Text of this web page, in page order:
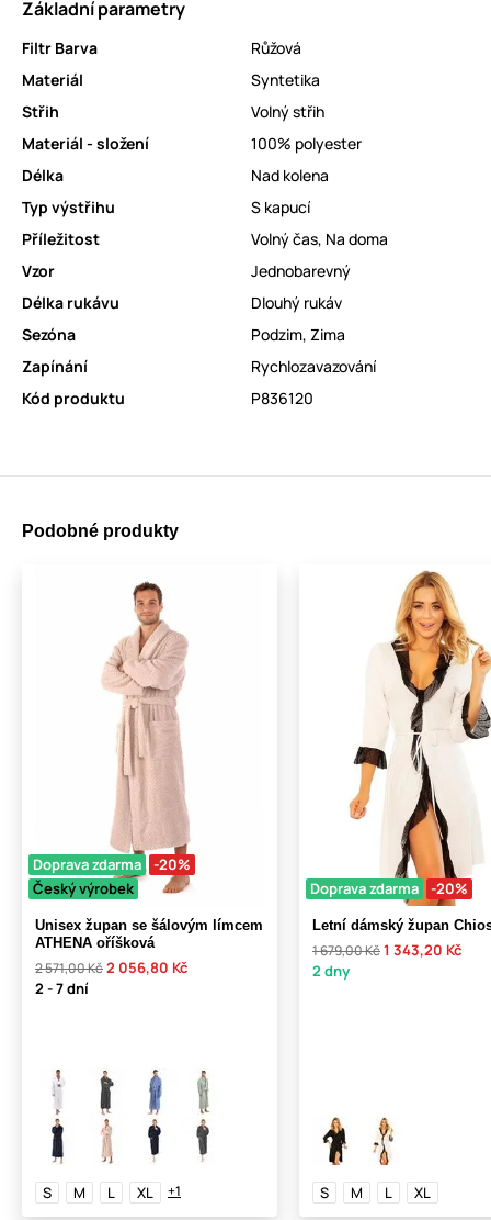
Základní parametry
Filtr Barva
Růžová
Materiál
Syntetika
Střih
Volný střih
Materiál - složení
100% polyester
Délka
Nad kolena
Typ výstřihu
S kapucí
Příležitost
Volný čas, Na doma
Vzor
Jednobarevný
Délka rukávu
Dlouhý rukáv
Sezóna
Podzim, Zima
Zapínání
Rychlozavazování
Kód produktu
P836120
Podobné produkty
Doprava zdarma
-20%
Český výrobek
Unisex župan se šálovým límcem
ATHENA oříšková
2 571,00 Kč2 056,80 Kč
2 - 7 dní
S M L XL +1
Doprava zdarma -20%
Letní dámský župan
1 679,00 Kč1 343,20 Kč
2 dny
S M L XL